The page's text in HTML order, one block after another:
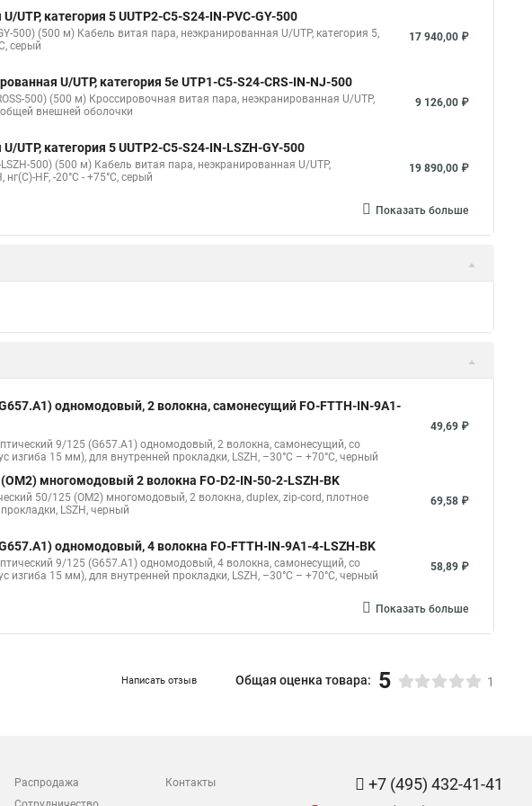
UTP, категория 5 UUTP2-C5-S24-IN-PVC-GY-500
500) (500 м) Кабель витая пара, неэкранированная U/UTP, категория 5,
серый
17 940,00 ₽
U/UTP, категория 5e UTP1-C5-S24-CRS-IN-NJ-500
500) (500 м) Кроссировочная витая пара, неэкранированная U/UTP,
общей внешней оболочки
9 126,00 ₽
UTP, категория 5 UUTP2-C5-S24-IN-LSZH-GY-500
LSZH-500) (500 м) Кабель витая пара, неэкранированная U/UTP,
HF, -20°C - +75°C, серый
19 890,00 ₽
Показать больше
одномодовый, 2 волокна, самонесущий FO-FTTH-IN-9A1-
9/125 (G657.А1) одномодовый, 2 волокна, самонесущий, со
15 мм), для внутренней прокладки, LSZH, –30°C – +70°C, черный
49,69 ₽
многомодовый 2 волокна FO-D2-IN-50-2-LSZH-BK
50/125 (OM2) многомодовый, 2 волокна, duplex, zip-cord, плотное
LSZH, черный
69,58 ₽
одномодовый, 4 волокна FO-FTTH-IN-9A1-4-LSZH-BK
9/125 (G657.А1) одномодовый, 4 волокна, самонесущий, со
15 мм), для внутренней прокладки, LSZH, –30°C – +70°C, черный
58,89 ₽
Показать больше
Написать отзыв Общая оценка товара: 5 1
Распродажа
Контакты
+7 (495) 432-41-41